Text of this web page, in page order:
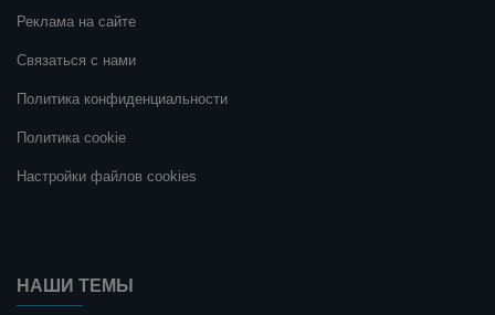
Реклама на сайте
Связаться с нами
Политика конфиденциальности
Политика cookie
Настройки файлов cookies
НАШИ ТЕМЫ